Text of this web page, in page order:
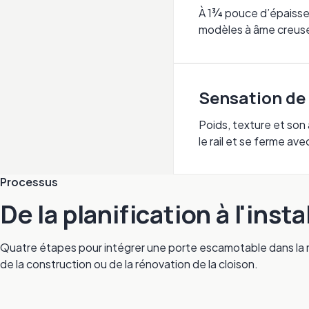
À 1¾ pouce
modèles à âme
Sensation
Poids, texture et son
le rail et se ferme
Processus
De la planification à
Quatre étapes pour intégrer une porte escamotable dans
de la construction ou de la rénovation de la cloison.